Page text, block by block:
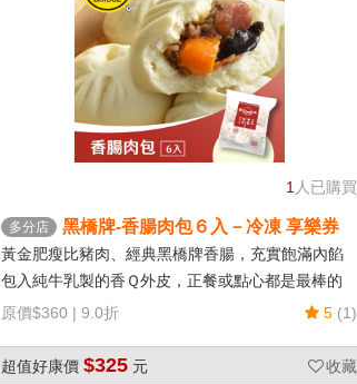
1 人已購買
多分店 黑橋牌-香腸肉包６入－冷凍 享樂券
黃金肥瘦比豬肉、經典黑橋牌香腸，充實飽滿內餡
包入純牛乳製的香Ｑ外皮，正餐或點心都是最棒的
選擇！
原價$360 | 9.0折 5 (1)
超值好康價 $325 元 收藏